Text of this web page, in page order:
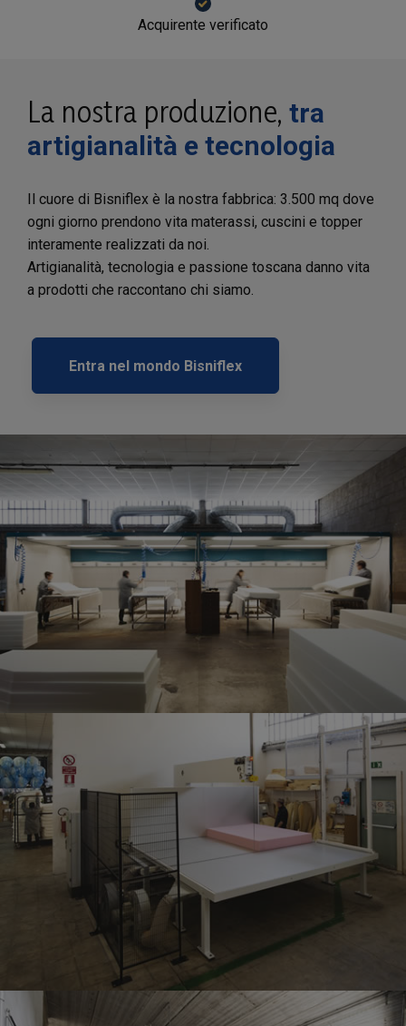
Acquirente verificato
La nostra produzione, tra
artigianalità e tecnologia
Il cuore di Bisniflex è la nostra fabbrica: 3.500 mq dove
ogni giorno prendono vita materassi, cuscini e topper
interamente realizzati da noi.
Artigianalità, tecnologia e passione toscana danno vita
a prodotti che raccontano chi siamo.
Entra nel mondo Bisniflex